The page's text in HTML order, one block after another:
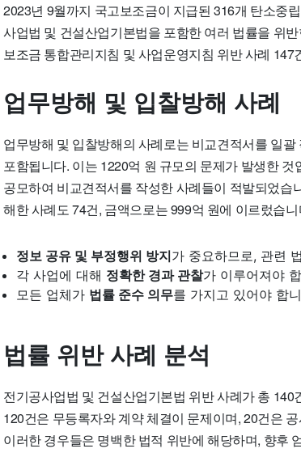
2023년 9월까지 국고보조금이 지급된 316개 탄소중
사업법 및 건설산업기본법을 포함한 여러 법률을 위
보조금 통합관리지침 및 사업운영지침 위반 사례 147
업무방해 및 입찰방해 사례
업무방해 및 입찰방해의 사례로는 비교견적서를 일괄
포함됩니다. 이는 1220억 원 규모의 문제가 발생한
공모하여 비교견적서를 작성한 사례들이 적발되었
해한 사례도 74건, 금액으로는 999억 원에 이르렀습니
정보 공유 및 부정행위 방지가 중요하므로, 관련
각 사업에 대해 정확한 경과 관찰가 이루어져야
모든 업체가 법률 준수 의무를 가지고 있어야 합
법률 위반 사례 분석
전기공사업법 및 건설산업기본법 위반 사례가총 140
120건은 무등록자와 계약 체결이 문제이며, 20건은
이러한 경우들은 명백한 법적 위반에 해당하며, 향후